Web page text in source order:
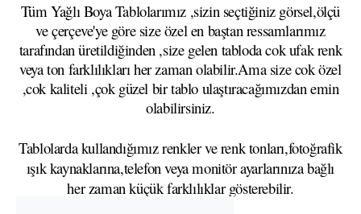
Tüm Yağlı Boya Tablolarımız ,sizin seçtiğiniz görsel,ölçü
ve çerçeve'ye göre size özel en baştan ressamlarımız
tarafından üretildiğinden ,size gelen tabloda cok ufak renk
veya ton farklılıkları her zaman olabilir.Ama size cok özel
,cok kaliteli ,çok güzel bir tablo ulaştıracağımızdan emin
olabilirsiniz.
Tablolarda kullandığımız renkler ve renk tonları,fotoğrafik
ışık kaynaklarına,telefon veya monitör ayarlarınıza bağlı
her zaman küçük farklılıklar gösterebilir.